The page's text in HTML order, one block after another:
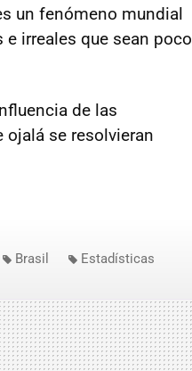
un fenómeno mundial
irreales que sean poco
de las
se resolvieran
Brasil Estadísticas